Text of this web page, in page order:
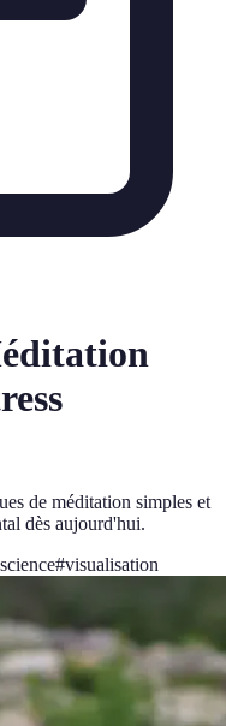
de méditation simples et
dès aujourd'hui.
#visualisation